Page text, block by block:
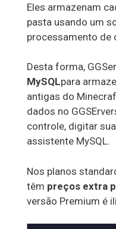
Eles armazenam
pasta usando um
processamento de
Desta forma,
MySQLpara
antigas do
dados no
controle, digitar
assistente MySQL.
Nos planos
têm preços extra
versão Premium é